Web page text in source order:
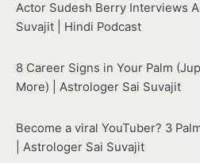
Actor Sudesh Berry Interviews
Suvajit | Hindi Podcast
8 Career Signs in Your Palm
More) | Astrologer Sai Suvajit
Become a viral YouTuber? 3
| Astrologer Sai Suvajit